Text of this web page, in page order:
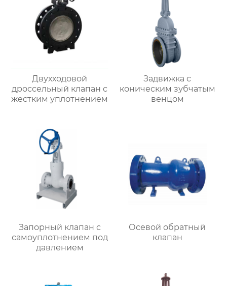
Двухходовой
дроссельный клапан с
жестким уплотнением
Задвижка с
коническим зубчатым
венцом
Запорный клапан с
самоуплотнением под
давлением
Осевой обратный
клапан